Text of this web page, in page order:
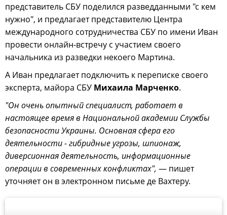
представитель СБУ поделился разведданными "с кем
нужно", и предлагает представителю Центра
международного сотрудничества СБУ по имени Иван
провести онлайн-встречу с участием своего
начальника из разведки некоего Мартина.
А Иван предлагает подключить к переписке своего
эксперта, майора СБУ Михаила Марченко.
"Он очень опытный специалист, работает в
настоящее время в Национальной академии Службы
безопасности Украины. Основная сфера его
деятельности - гибридные угрозы, шпионаж,
диверсионная деятельность, информационные
операции в современных конфликтах", — пишет
уточняет он в электронном письме де Вахтеру.